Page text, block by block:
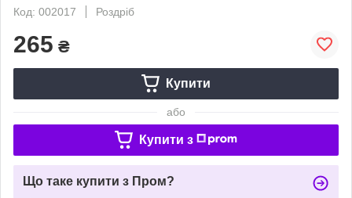
Код: 002017
Роздріб
265 ₴
Купити
або
Купити з
Що таке купити з Пром?